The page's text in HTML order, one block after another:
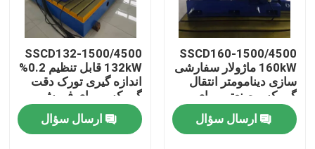
خانه
محصولات
SSCD160-1500/4500
160kW ماژولار سفارشی
سازی دینامومتر انتقال
گیربکس صنعتی برای
فروش
ارسال سؤال
SSCD132-1500/4500
132kW قابل تنظیم 0.2%
اندازه گیری تورک دقت
گیربکس برای فروش
ارسال سؤال